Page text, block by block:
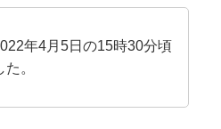
年4月5日の15時30分頃
。